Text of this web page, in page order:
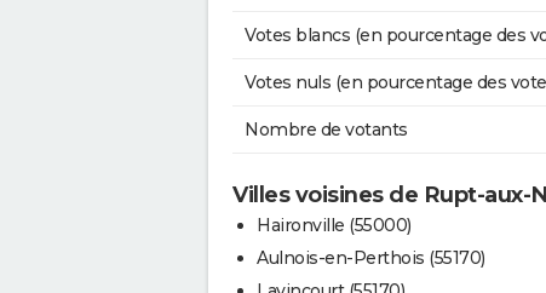
Votes blancs (en pourcentage des
Votes nuls (en pourcentage des
Nombre de votants
Villes voisines de Rupt-aux-
Haironville (55000)
Aulnois-en-Perthois (55170)